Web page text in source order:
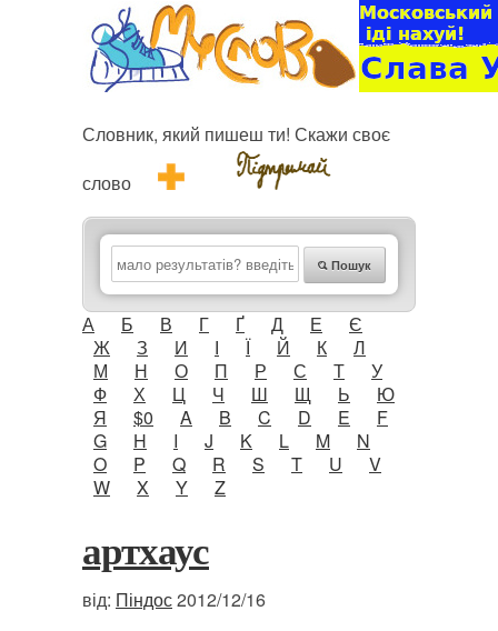
Словник, який пишеш ти! Скажи своє
слово
Пошук
А Б В Г Ґ Д Е
Є
Ж
З И І Ї Й К
Л
М
Н О П Р С Т
У
Ф
Х Ц Ч Ш Щ Ь
Ю
Я
$0 A B C D E
F
G
H I J K L M
N
O
P Q R S T U
V
W
X Y Z
артхаус
від: Піндос2012/12/16